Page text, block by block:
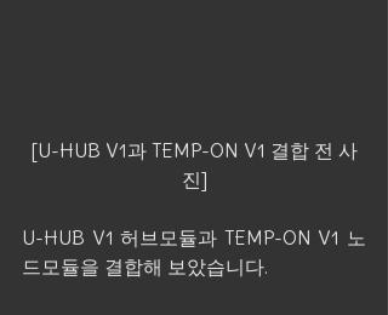
[U-HUB V1과 TEMP-ON V1 결합 전 사
진]
U-HUB V1 허브모듈과 TEMP-ON V1 노
드모듈을 결합해 보았습니다.